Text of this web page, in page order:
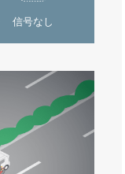
信号なし